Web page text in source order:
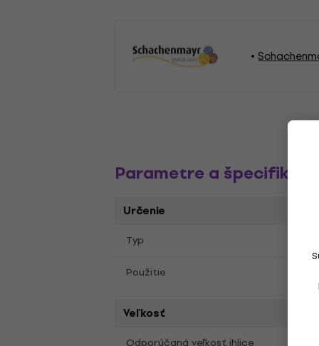
Parametre a špecifikácia
Určenie
Typ
Použitie
Veľkosť